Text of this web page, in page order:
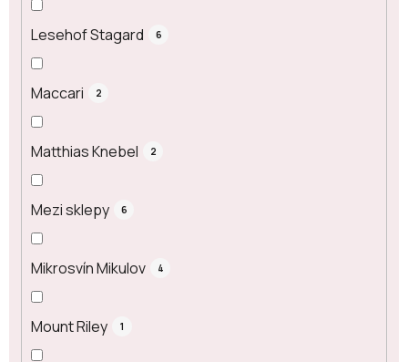
Lesehof Stagard 6
Maccari 2
Matthias Knebel 2
Mezi sklepy 6
Mikrosvín Mikulov 4
Mount Riley 1